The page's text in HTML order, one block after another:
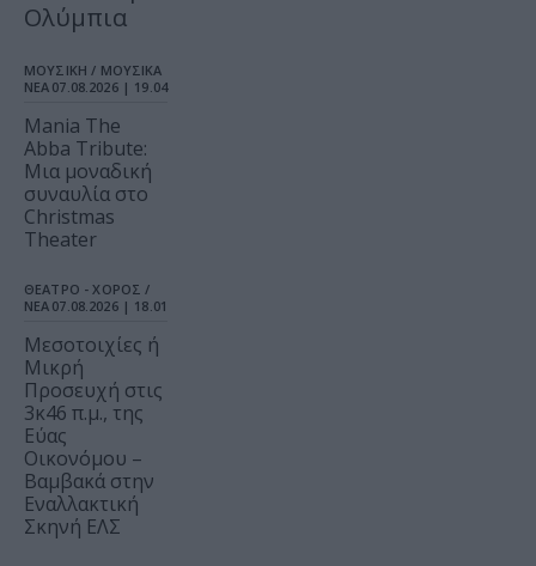
Ολύμπια
ΜΟΥΣΙΚΗ / ΜΟΥΣΙΚΑ
ΝΕΑ 07.08.2026 | 19.04
Mania The
Abba Tribute:
Μια μοναδική
συναυλία στο
Christmas
Theater
ΘΕΑΤΡΟ - ΧΟΡΟΣ /
ΝΕΑ 07.08.2026 | 18.01
Μεσοτοιχίες ή
Μικρή
Προσευχή στις
3κ46 π.μ., της
Εύας
Οικονόμου –
Βαμβακά στην
Εναλλακτική
Σκηνή ΕΛΣ